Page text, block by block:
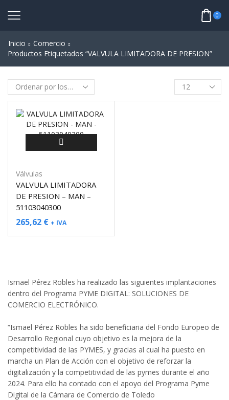
0
Inicio
Comercio
Productos Etiquetados “VALVULA LIMITADORA DE PRESION”
Válvulas
VALVULA LIMITADORA
DE PRESION – MAN –
51103040300
265,62 € + IVA
Ismael Pérez Robles ha realizado las siguientes implantaciones
dentro del Programa PYME DIGITAL: SOLUCIONES DE
COMERCIO ELECTRÓNICO.
“Ismael Pérez Robles ha sido beneficiaria del Fondo Europeo de
Desarrollo Regional cuyo objetivo es la mejora de la
competitividad de las PYMES, y gracias al cual ha puesto en
marcha un Plan de Acción con el objetivo de reforzar la
digitalización y la competitividad de las pymes durante el año
2024. Para ello ha contado con el apoyo del Programa Pyme
Digital de la Cámara de Comercio de Toledo